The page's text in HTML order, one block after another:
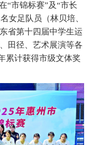
“市锦标赛”及“市长
女足队员（林贝培、
省第十四届中学生运
田径、艺术展演等各
累计获得市级文体奖